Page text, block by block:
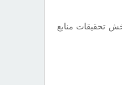
منابع